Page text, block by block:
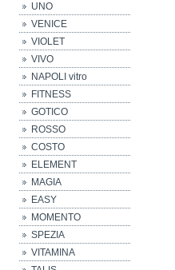
UNO
VENICE
VIOLET
VIVO
NAPOLI vitro
FITNESS
GOTICO
ROSSO
COSTO
ELEMENT
MAGIA
EASY
MOMENTO
SPEZIA
VITAMINA